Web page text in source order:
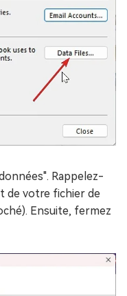
Rappelez-
de votre fichier de
Ensuite, fermez